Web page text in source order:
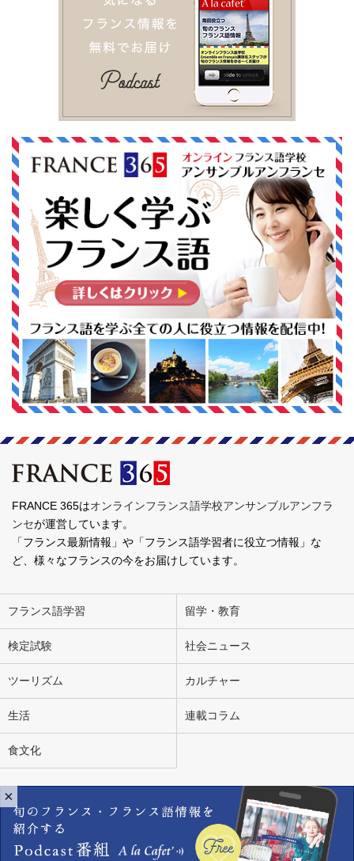
FRANCE 365はオンラインフランス語学校アンサンブルアンフラ
ンセが運営しています。
「フランス最新情報」や「フランス語学習者に役立つ情報」な
ど、様々なフランスの今をお届けしています。
フランス語学習 留学・教育
検定試験 社会ニュース
ツーリズム カルチャー
生活 連載コラム
食文化
ライター募集
個人情報の取り扱いについて
×